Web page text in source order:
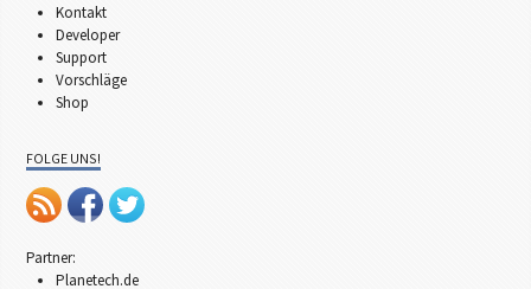
Kontakt
Developer
Support
Vorschläge
Shop
FOLGE UNS!
Partner:
Planetech.de